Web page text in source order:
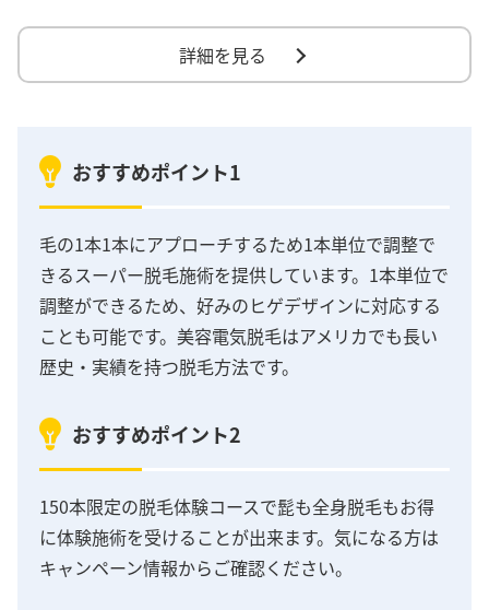
詳細を見る
おすすめポイント1
毛の1本1本にアプローチするため1本単位で調整で
きるスーパー脱毛施術を提供しています。1本単位で
調整ができるため、好みのヒゲデザインに対応する
ことも可能です。美容電気脱毛はアメリカでも長い
歴史・実績を持つ脱毛方法です。
おすすめポイント2
150本限定の脱毛体験コースで髭も全身脱毛もお得
に体験施術を受けることが出来ます。気になる方は
キャンペーン情報からご確認ください。